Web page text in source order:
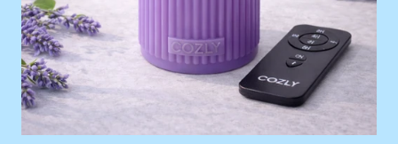
FLAVOURDROP AROMIPISARAT
BASE VÆSKE
FLAVOURBALL-TARVIKKEET
MIX-PULLOT